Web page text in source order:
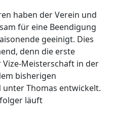
haben der Verein und
für eine Beendigung
geeinigt. Dies
denn die erste
Meisterschaft in der
bisherigen
Thomas entwickelt.
läuft